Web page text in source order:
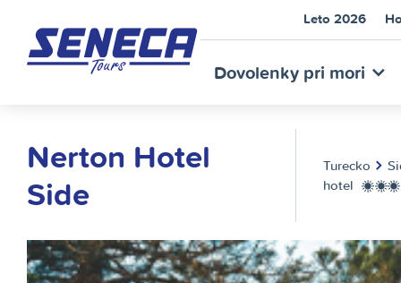
Leto 2026
Dovolenky pri mori
Nerton Hotel
Side
Turecko
hotel